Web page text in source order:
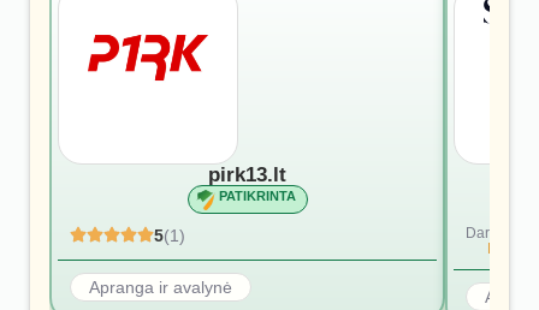
pirk13.lt
PATIKRINTA
5(1)
Apranga ir avalynė
Dar nėra